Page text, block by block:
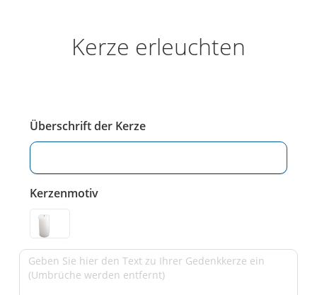
Kerze erleuchten
Überschrift der Kerze
Kerzenmotiv